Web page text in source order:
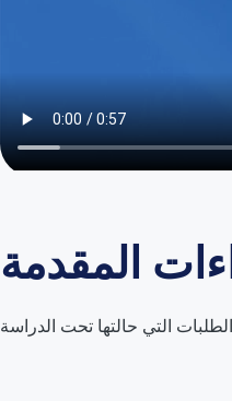
المقدمة
التي حالتها تحت الدراسة